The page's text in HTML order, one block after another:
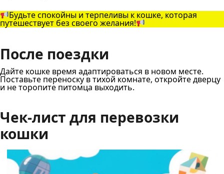
Будьте спокойны и терпеливы к кошке, которая
путешествует без своего желания!
После поездки
Дайте кошке время адаптироваться в новом месте.
Поставьте переноску в тихой комнате, откройте дверцу
и не торопите питомца выходить.
Чек-лист для перевозки
кошки